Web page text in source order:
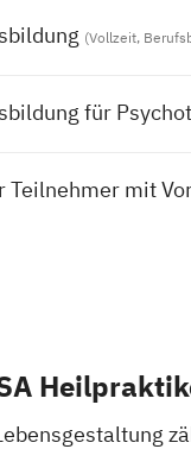
(Vollzeit,
für
mit